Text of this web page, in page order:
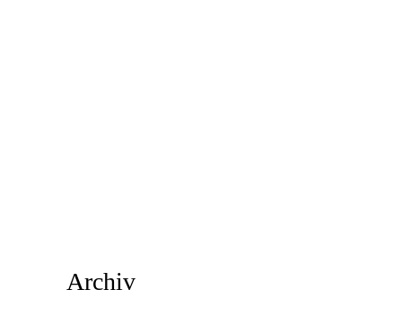
Archiv